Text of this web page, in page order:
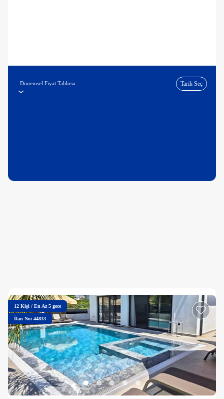
Dönemsel Fiyat Tablosu Tarih Seç
12 Kişi / En Az 5 gece
İlan No: 44833